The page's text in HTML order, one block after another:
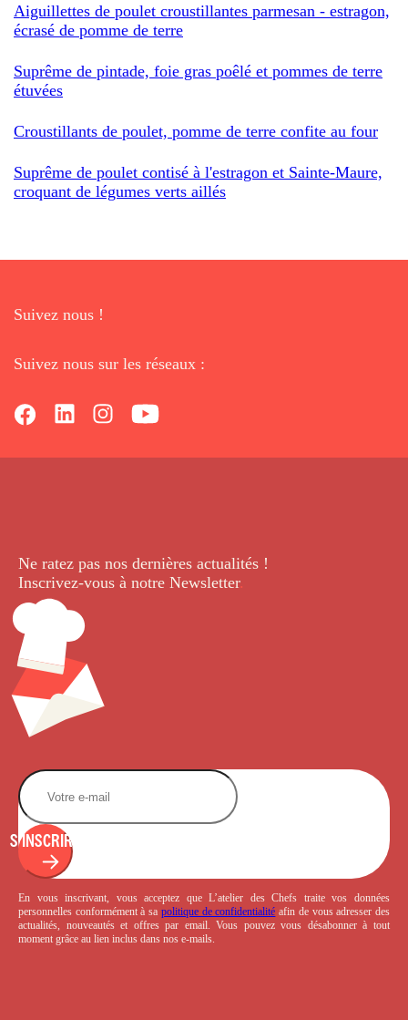
Aiguillettes de poulet croustillantes parmesan - estragon,
écrasé de pomme de terre
Suprême de pintade, foie gras poêlé et pommes de terre
étuvées
Croustillants de poulet, pomme de terre confite au four
Suprême de poulet contisé à l'estragon et Sainte-Maure,
croquant de légumes verts aillés
Suivez nous !
Suivez nous sur les réseaux :
Ne ratez pas nos dernières actualités !
Inscrivez-vous à notre Newsletter.
S'INSCRIRE
En vous inscrivant, vous acceptez que L’atelier des Chefs traite vos données
personnelles conformément à sa politique de confidentialité afin de vous adresser des
actualités, nouveautés et offres par email. Vous pouvez vous désabonner à tout
moment grâce au lien inclus dans nos e-mails.